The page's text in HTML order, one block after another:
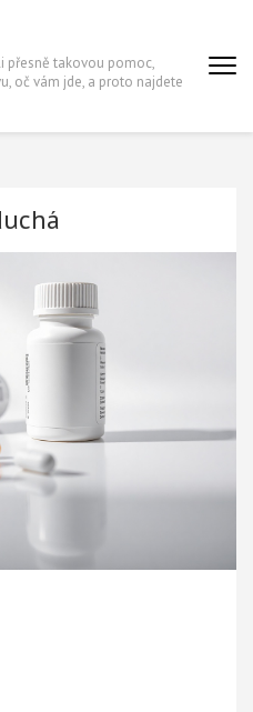
přesně takovou pomoc,
oč vám jde, a proto najdete